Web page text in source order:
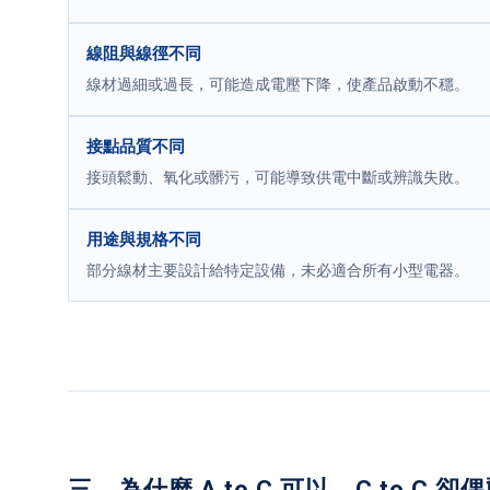
線阻與線徑不同
線材過細或過長，可能造成電壓下降，使產品啟動不穩。
接點品質不同
接頭鬆動、氧化或髒污，可能導致供電中斷或辨識失敗。
用途與規格不同
部分線材主要設計給特定設備，未必適合所有小型電器。